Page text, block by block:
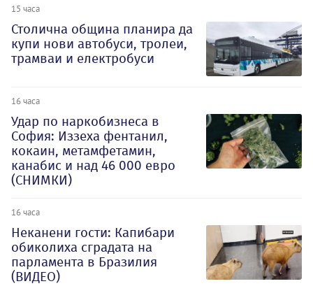
15 часа
Столична община планира да
купи нови автобуси, тролеи,
трамваи и електробуси
16 часа
Удар по наркобизнеса в
София: Иззеха фентанил,
кокаин, метамфетамин,
канабис и над 46 000 евро
(СНИМКИ)
16 часа
Неканени гости: Капибари
обиколиха сградата на
парламента в Бразилия
(ВИДЕО)